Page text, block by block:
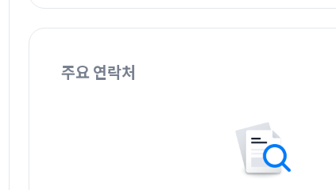
주요 연락처